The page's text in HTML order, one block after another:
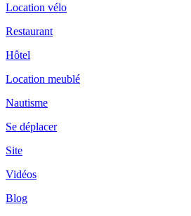
Location vélo
Restaurant
Hôtel
Location meublé
Nautisme
Se déplacer
Site
Vidéos
Blog